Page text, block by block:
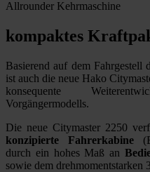
Allrounder Kehrmaschine
kompaktes
Basierend auf dem
ist auch die neue Hako
konsequente
Vorgängermodells.
Die neue Citymaster 2250
konzipierte Fahrerkabine
durch ein hohes Maß an
sowie dem